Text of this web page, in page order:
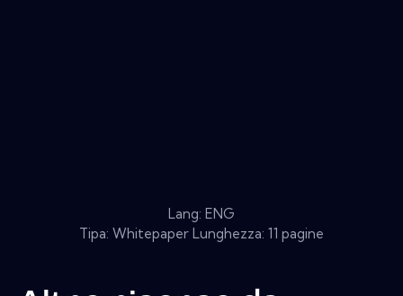
Lang: ENG
Tipa: Whitepaper Lunghezza: 11 pagine